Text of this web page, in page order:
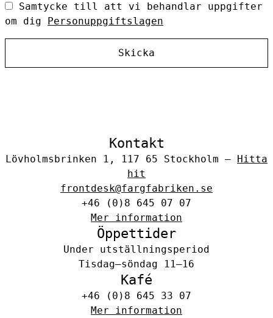
Samtycke till att vi behandlar uppgifter
om dig
Personuppgiftslagen
Skicka
Kontakt
Lövholmsbrinken 1, 117 65 Stockholm –
Hitta
hit
frontdesk@fargfabriken.se
+46 (0)8 645 07 07
Mer information
Öppettider
Under utställningsperiod
Tisdag–söndag 11–16
Kafé
+46 (0)8 645 33 07
Mer information